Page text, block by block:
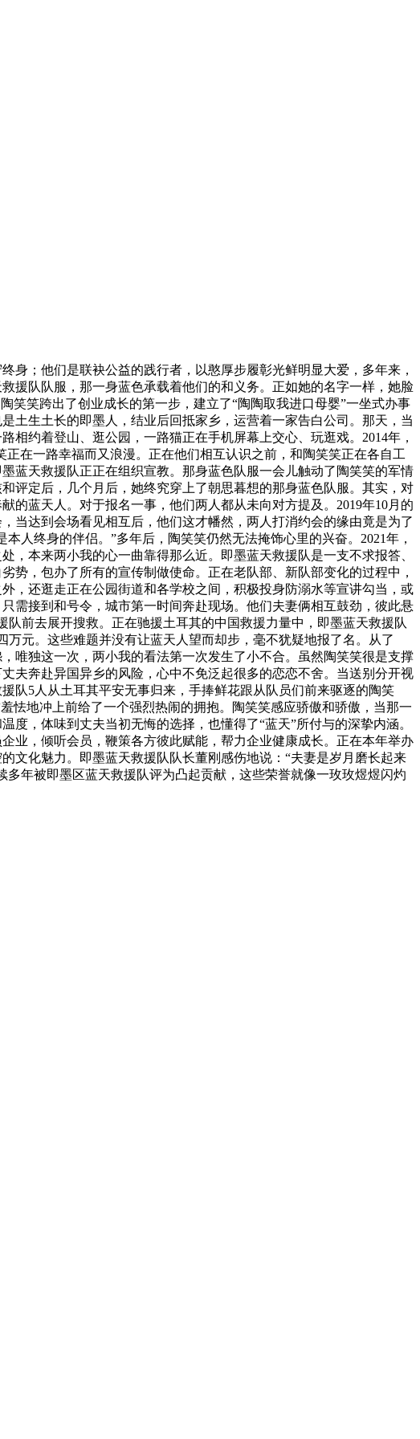
；他们是联袂公益的践行者，以憨厚步履彰光鲜明显大爱，多年来，
援队队服，那一身蓝色承载着他们的和义务。正如她的名字一样，她脸
笑笑跨出了创业成长的第一步，建立了“陶陶取我进口母婴”一坐式办事
土生土长的即墨人，结业后回抵家乡，运营着一家告白公司。那天，当
约着登山、逛公园，一路猫正在手机屏幕上交心、玩逛戏。2014年，
在一路幸福而又浪漫。正在他们相互认识之前，和陶笑笑正在各自工
蓝天救援队正正在组织宣教。那身蓝色队服一会儿触动了陶笑笑的军情
评定后，几个月后，她终究穿上了朝思暮想的那身蓝色队服。其实，对
的蓝天人。对于报名一事，他们两人都从未向对方提及。2019年10月的
当达到会场看见相互后，他们这才幡然，两人打消约会的缘由竟是为了
人终身的伴侣。”多年后，陶笑笑仍然无法掩饰心里的兴奋。2021年，
本来两小我的心一曲靠得那么近。即墨蓝天救援队是一支不求报答、
，包办了所有的宣传制做使命。正在老队部、新队部变化的过程中，
，还逛走正在公园街道和各学校之间，积极投身防溺水等宣讲勾当，或
需接到和号令，城市第一时间奔赴现场。他们夫妻俩相互鼓劲，彼此悬
前去展开搜救。正在驰援土耳其的中国救援力量中，即墨蓝天救援队
元。这些难题并没有让蓝天人望而却步，毫不犹疑地报了名。从了
唯独这一次，两小我的看法第一次发生了小不合。虽然陶笑笑很是支撑
夫奔赴异国异乡的风险，心中不免泛起很多的恋恋不舍。当送别分开视
队5人从土耳其平安无事归来，手捧鲜花跟从队员们前来驱逐的陶笑
怯地冲上前给了一个强烈热闹的拥抱。陶笑笑感应骄傲和骄傲，当那一
，体味到丈夫当初无悔的选择，也懂得了“蓝天”所付与的深挚内涵。
业，倾听会员，鞭策各方彼此赋能，帮力企业健康成长。正在本年举办
文化魅力。即墨蓝天救援队队长董刚感伤地说：“夫妻是岁月磨长起来
年被即墨区蓝天救援队评为凸起贡献，这些荣誉就像一玫玫煜煜闪灼